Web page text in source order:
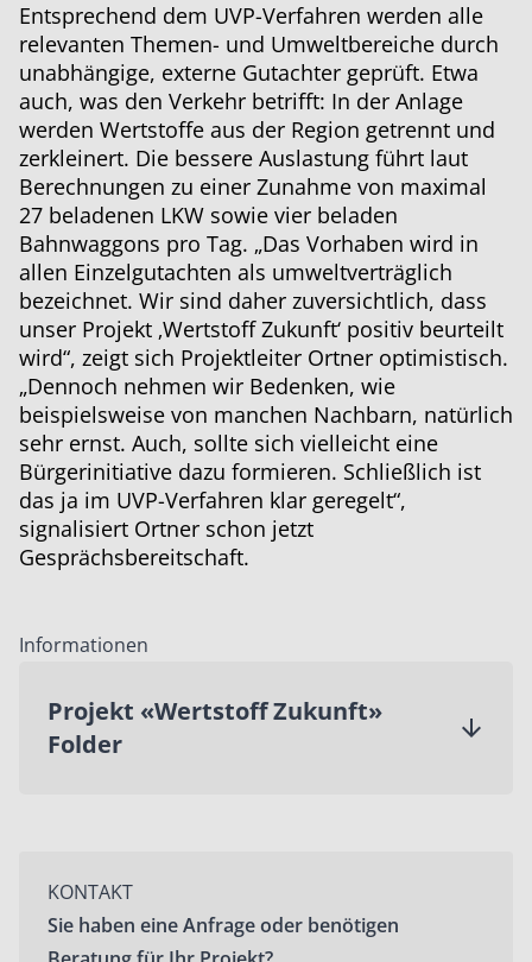
Entsprechend dem UVP-Verfahren werden alle
relevanten Themen- und Umweltbereiche durch
unabhängige, externe Gutachter geprüft. Etwa
auch, was den Verkehr betrifft: In der Anlage
werden Wertstoffe aus der Region getrennt und
zerkleinert. Die bessere Auslastung führt laut
Berechnungen zu einer Zunahme von maximal
27 beladenen LKW sowie vier beladen
Bahnwaggons pro Tag. „Das Vorhaben wird in
allen Einzelgutachten als umweltverträglich
bezeichnet. Wir sind daher zuversichtlich, dass
unser Projekt ‚Wertstoff Zukunft‘ positiv beurteilt
wird“, zeigt sich Projektleiter Ortner optimistisch.
„Dennoch nehmen wir Bedenken, wie
beispielsweise von manchen Nachbarn, natürlich
sehr ernst. Auch, sollte sich vielleicht eine
Bürgerinitiative dazu formieren. Schließlich ist
das ja im UVP-Verfahren klar geregelt“,
signalisiert Ortner schon jetzt
Gesprächsbereitschaft.
Informationen
Projekt «Wertstoff Zukunft»
Folder
KONTAKT
Sie haben eine Anfrage oder benötigen